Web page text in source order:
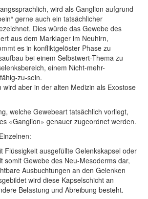
wird als Ganglion aufgrund
gerne auch ein tatsächlicher
Dies würde das Gewebe des
aus dem Marklager im Neuhirn,
es in konfliktgelöster Phase zu
bei einem Selbstwert-Thema zu
einem Nicht-mehr-
zu-sein.
wird aber in der alten Medizin als Exostose
welche Gewebeart tatsächlich vorliegt,
«Ganglion» genauer zugeordnet werden.
Flüssigkeit ausgefüllte Gelenkskapsel oder
somit Gewebe des Neu-Mesoderms dar,
Ausbuchtungen an den Gelenken
wird diese Kapselschicht an
Belastung und Abreibung besteht.